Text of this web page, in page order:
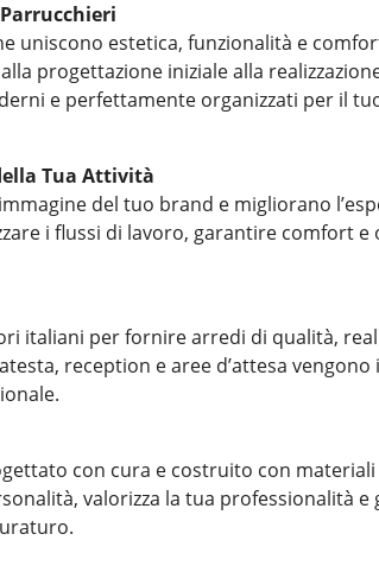
uniscono estetica, funzionalità e
progettazione iniziale alla
e perfettamente organizzati per il
Tua Attività
del tuo brand e migliorano
i flussi di lavoro, garantire comfort
italiani per fornire arredi di qualità,
reception e aree d’attesa
con cura e costruito con
valorizza la tua professionalità e